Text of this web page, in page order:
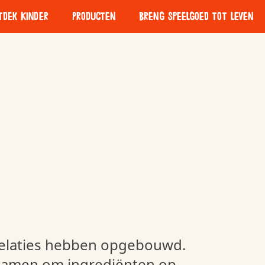
Kinder Producten Breng speelgoed tot leven
hebben opgebouwd.